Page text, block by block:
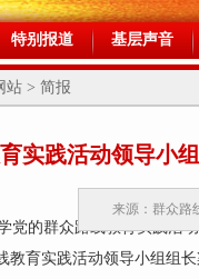
特别报道 基层声音
站 > 简报
实践活动领导小
来源：群众路
党的群众路线教育实践活
育实践活动领导小组组长